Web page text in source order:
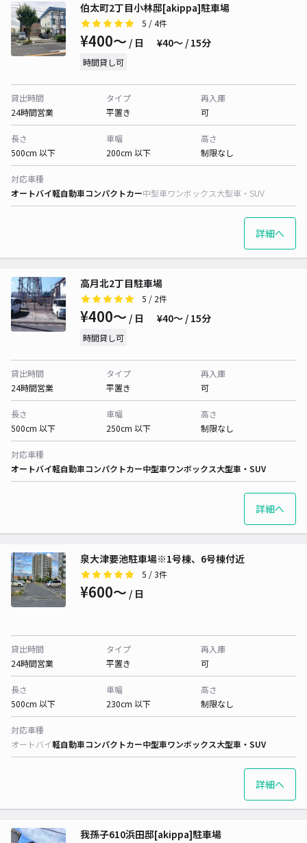
伯太町2丁目小林邸[akippa]駐車場
5 / 4件
¥400〜 / 日 ¥40〜 / 15分
時間貸し可
貸出時間
24時間営業
タイプ
平置き
再入庫
可
長さ
500cm 以下
車幅
200cm 以下
高さ
制限なし
対応車種
オートバイ軽自動車コンパクトカー中型車ワンボックス大型車・SUV
詳細へ
高月北2丁目駐車場
5 / 2件
¥400〜 / 日 ¥40〜 / 15分
時間貸し可
貸出時間
24時間営業
タイプ
平置き
再入庫
可
長さ
500cm 以下
車幅
250cm 以下
高さ
制限なし
対応車種
オートバイ軽自動車コンパクトカー中型車ワンボックス大型車・SUV
詳細へ
泉大津要池駐車場※1号棟、6号棟付近
5 / 3件
¥600〜 / 日
貸出時間
24時間営業
タイプ
平置き
再入庫
可
長さ
500cm 以下
車幅
230cm 以下
高さ
制限なし
対応車種
オートバイ軽自動車コンパクトカー中型車ワンボックス大型車・SUV
詳細へ
我孫子610浜田邸[akippa]駐車場